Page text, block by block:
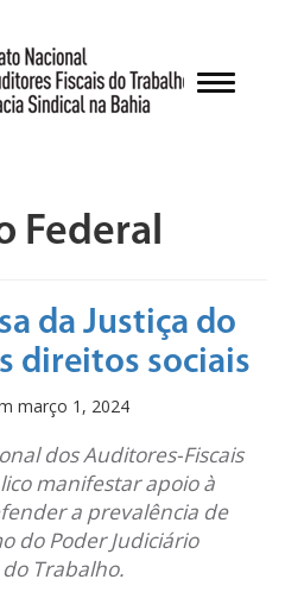
Alternar
Federal
da Justiça do
direitos sociais
março 1, 2024
dos Auditores-Fiscais
manifestar apoio à
a prevalência de
do Poder Judiciário
Trabalho.